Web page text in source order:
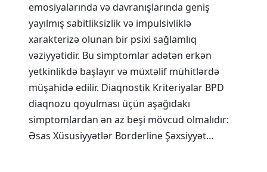
emosiyalarında və davranışlarında geniş
yayılmış sabitliksizlik və impulsivliklə
xarakterizə olunan bir psixi sağlamlıq
vəziyyətidir. Bu simptomlar adətən erkən
yetkinlikdə başlayır və müxtəlif mühitlərdə
müşahidə edilir. Diaqnostik Kriteriyalar BPD
diaqnozu qoyulması üçün aşağıdakı
simptomlardan ən az beşi mövcud olmalıdır:
Əsas Xüsusiyyətlər Borderline Şəxsiyyət…